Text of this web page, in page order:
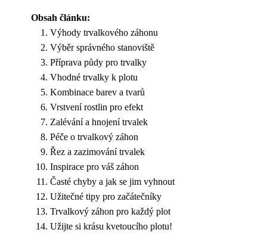
Obsah článku:
Výhody trvalkového záhonu
Výběr správného stanoviště
Příprava půdy pro trvalky
Vhodné trvalky k plotu
Kombinace barev a tvarů
Vrstvení rostlin pro efekt
Zalévání a hnojení trvalek
Péče o trvalkový záhon
Řez a zazimování trvalek
Inspirace pro váš záhon
Časté chyby a jak se jim vyhnout
Užitečné tipy pro začátečníky
Trvalkový záhon pro každý plot
Užijte si krásu kvetoucího plotu!